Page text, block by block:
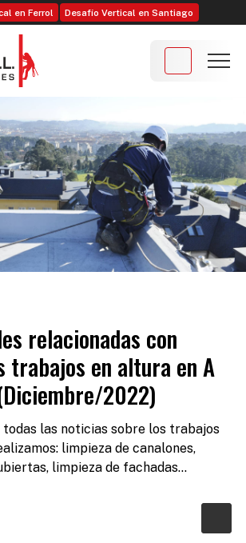
en Ferrol Desafío Vertical en Santiago
relacionadas con
trabajos en altura en A
2022)
las noticias sobre los trabajos
limpieza de canalones,
limpieza de fachadas...